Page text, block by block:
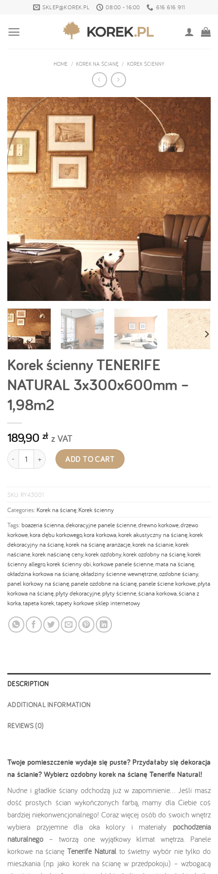
content
SKLEP@KOREK.PL 08:00 - 16:00 616 616 911
HOME / KOREK NA ŚCIANĘ / KOREK ŚCIENNY
Korek ścienny TENERIFE
NATURAL 3x300x600mm –
1,98m2
189,90 zł z VAT
Korek ścienny TENERIFE NATURAL 3x300x600mm - 1,98m2 quantity
ADD TO CART
SKU: RY43001
Categories: Korek na ścianę Korek ścienny
Tags:boazeria ścienna dekoracyjne panele ścienne drewno korkowe drzewo
korkowe kora dębu korkowego,kora korkowa korek akustyczny na ścianę korek
dekoracyjny na ścianę korek na ścianę aranżacje korek na ścianie korek
naściane korek naścianę ceny,korek ozdobny,korek ozdobny na ścianę korek
ścienny allegro,korek ścienny obi korkowe panele ścienne mata na ścianę
okładzina korkowa na ścianę okładziny ścienne wewnętrzne ozdobne ściany,
panel korkowy na ścianę panele ozdobne na ścianę panele ściene korkowe płyta
korkowa na ścianę płyty dekoracyjne płyty ścienne ściana korkowa ściana z
korka tapeta korek tapety korkowe sklep internetowy
DESCRIPTION
ADDITIONAL INFORMATION
REVIEWS (0)
Twoje pomieszczenie wydaje się puste? Przydałaby się dekoracja
na ścianie? Wybierz ozdobny korek na ścianę Tenerife Natural!
Nudne i gładkie ściany odchodzą już w zapomnienie… Jeśli masz
dość prostych ścian wykończonych farbą, mamy dla Ciebie coś
bardziej niekonwencjonalnego! Coraz więcej osób do swoich wnętrz
wybiera przyjemne dla oka kolory i materiały pochodzenia
naturalnego – tworzą one wyjątkowy klimat wnętrza. Panele
korkowe na ścianęTenerife Naturalto świetny wybór nie tylko do
mieszkania (np. jako korek na ścianę w przedpokoju) – wzbogacą